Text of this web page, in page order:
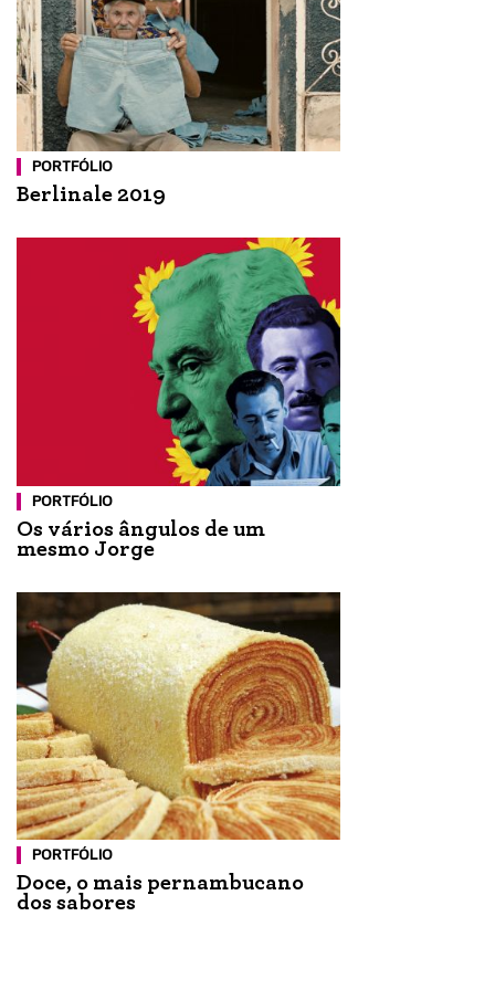
PORTFÓLIO
Berlinale 2019
PORTFÓLIO
Os vários ângulos de um
mesmo Jorge
PORTFÓLIO
Doce, o mais pernambucano
dos sabores